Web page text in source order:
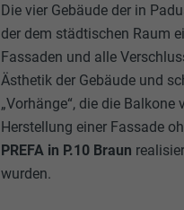
Die vier Gebäude der in
der dem städtischen Raum
Fassaden und alle
Ästhetik der Gebäude und
„Vorhänge“, die die
Herstellung einer Fassade
PREFA in P.10 Braun
wurden.